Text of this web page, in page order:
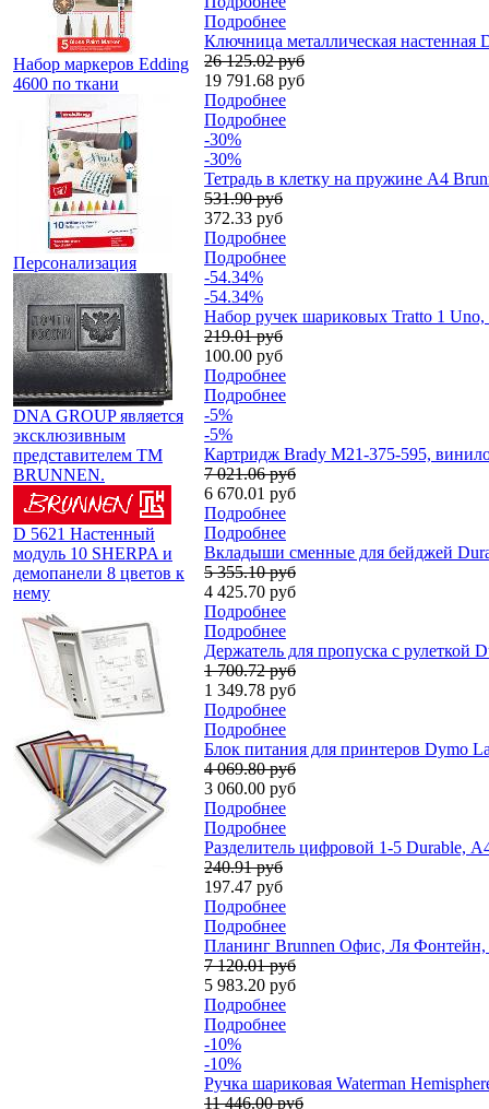
Набор маркеров Edding
4600 по ткани
Персонализация
DNA GROUP является
эксклюзивным
представителем TM
BRUNNEN.
D 5621 Настенный
модуль 10 SHERPA и
демопанели 8 цветов к
нему
Подробнее
Ключница металлическая настенная
26 125.02 руб
19 791.68 руб
Подробнее
Подробнее
-30%
-30%
Тетрадь в клетку на пружине А4
531.90 руб
372.33 руб
Подробнее
Подробнее
-54.34%
-54.34%
Набор ручек шариковых Tratto 1 Uno,
219.01 руб
100.00 руб
Подробнее
Подробнее
-5%
-5%
Картридж Brady M21-375-595,
7 021.06 руб
6 670.01 руб
Подробнее
Подробнее
Вкладыши сменные для бейджей
5 355.10 руб
4 425.70 руб
Подробнее
Подробнее
Держатель для пропуска с рулеткой
1 700.72 руб
1 349.78 руб
Подробнее
Подробнее
Блок питания для принтеров Dymo
4 069.80 руб
3 060.00 руб
Подробнее
Подробнее
Разделитель цифровой 1-5 Durable,
240.91 руб
197.47 руб
Подробнее
Подробнее
Планинг Brunnen Офис, Ля Фонтейн,
7 120.01 руб
5 983.20 руб
Подробнее
Подробнее
-10%
-10%
Ручка шариковая Waterman
11 446.00 руб